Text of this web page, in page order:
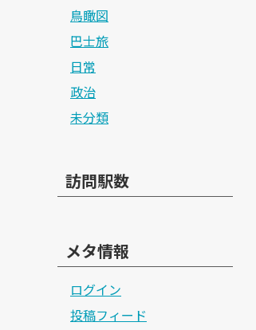
鳥瞰図
巴士旅
日常
政治
未分類
訪問駅数
メタ情報
ログイン
投稿フィード